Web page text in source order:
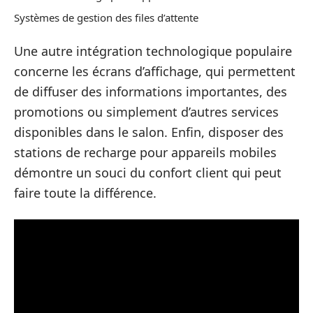
Systèmes de gestion des files d’attente
Une autre intégration technologique populaire
concerne les écrans d’affichage, qui permettent
de diffuser des informations importantes, des
promotions ou simplement d’autres services
disponibles dans le salon. Enfin, disposer des
stations de recharge pour appareils mobiles
démontre un souci du confort client qui peut
faire toute la différence.